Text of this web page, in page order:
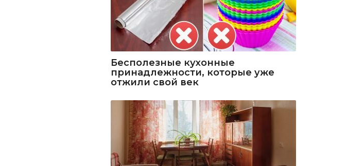
Бесполезные кухонные
принадлежности, которые уже
отжили свой век